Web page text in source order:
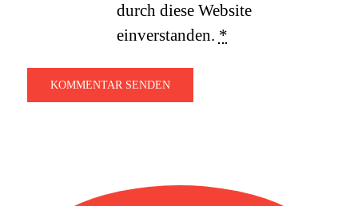
durch diese Website
einverstanden. *